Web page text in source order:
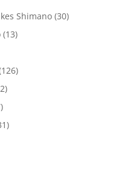
Shimano (30)
(13)